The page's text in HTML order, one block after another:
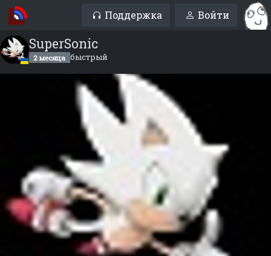
Поддержка Войти
SuperSonic
2 месяца быстрый